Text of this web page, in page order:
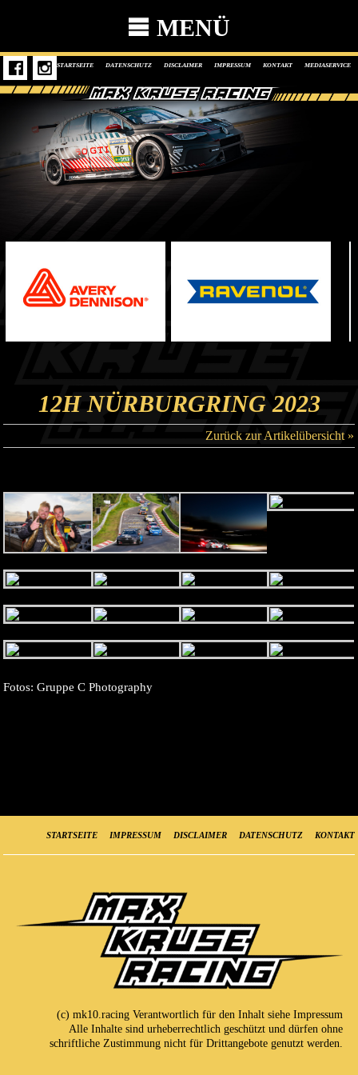
MENÜ
STARTSEITE DATENSCHUTZ DISCLAIMER IMPRESSUM KONTAKT MEDIASERVICE
12H NÜRBURGRING 2023
Zurück zur Artikelübersicht »
Fotos: Gruppe C Photography
KONTAKT
DATENSCHUTZ
DISCLAIMER
IMPRESSUM
STARTSEITE
(c) mk10.racing Verantwortlich für den Inhalt siehe Impressum
Alle Inhalte sind urheberrechtlich geschützt und dürfen ohne
schriftliche Zustimmung nicht für Drittangebote genutzt werden.